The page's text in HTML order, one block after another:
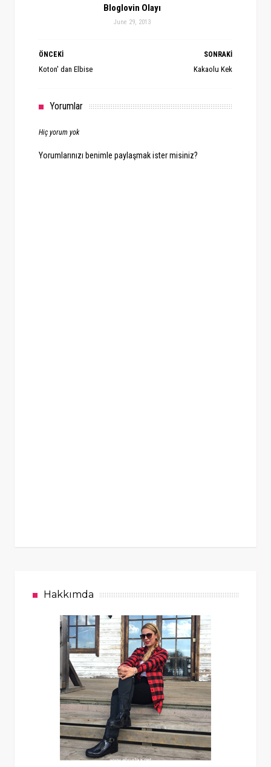
Bloglovin Olayı
June 29, 2013
SONRAKİ
Kakaolu Kek
ÖNCEKİ
Koton' dan Elbise
Yorumlar
Hiç yorum yok
Yorumlarınızı benimle paylaşmak ister misiniz?
Hakkımda